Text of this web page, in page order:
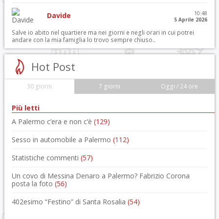
Davide
10:48
5 Aprile 2026
Salve io abito nel quartiere ma nei giorni e negli orari in cui potrei
andare con la mia famiglia lo trovo sempre chiuso..
Hot Post
30 giorni 7 giorni Oggi / 24 ore
Più letti
A Palermo c’era e non c’è (129)
Sesso in automobile a Palermo (112)
Statistiche commenti (57)
Un covo di Messina Denaro a Palermo? Fabrizio Corona
posta la foto (56)
402esimo “Festino” di Santa Rosalia (54)